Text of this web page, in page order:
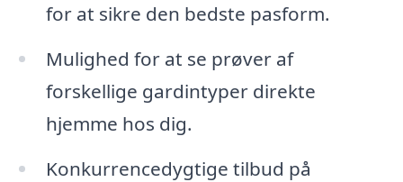
for at sikre den bedste pasform.
Mulighed for at se prøver af
forskellige gardintyper direkte
hjemme hos dig.
Konkurrencedygtige tilbud på